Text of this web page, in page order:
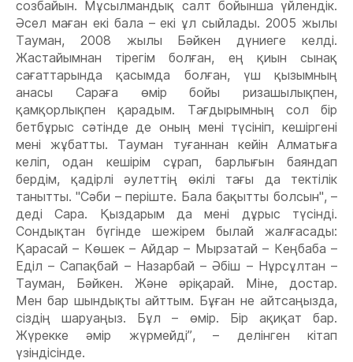
созбайын. Мұсылмандық салт бойынша үйлендік.
Әсел маған екі бала – екі ұл сыйлады. 2005 жылы
Тауман, 2008 жылы Бәйкен дүниеге келді.
Жастайымнан тірегім болған, ең қиын сынақ
сағаттарында қасымда болған, үш қызымның
анасы Сараға өмір бойы ризашылықпен,
қамқорлықпен қарадым. Тағдырымның сол бір
бетбұрыс сәтінде де оның мені түсініп, кешіргені
мені жұбатты. Тауман туғаннан кейін Алматыға
келіп, одан кешірім сұрап, барлығын баяндап
бердім, қадірлі әулеттің өкілі тағы да тектілік
танытты. "Сәби – періште. Бала бақытты болсын", –
деді Сара. Қыздарым да мені дұрыс түсінді.
Сондықтан бүгінде шежірем былай жалғасады:
Қарасай – Көшек – Айдар – Мырзатай – Кеңбаба –
Еділ – Сапақбай – Назарбай – Әбіш – Нұрсұлтан –
Тауман, Бәйкен. Және әріқарай. Міне, достар.
Мен бар шындықты айттым. Бұған не айтсаңызда,
сіздің шаруаңыз. Бұл – өмір. Бір ақиқат бар.
Жүрекке әмір жүрмейді”, – делінген кітап
үзіндісінде.